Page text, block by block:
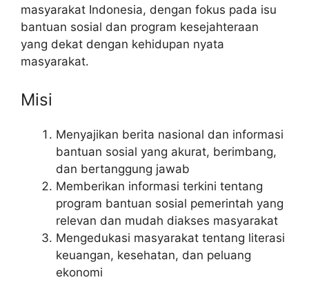
masyarakat Indonesia, dengan fokus pada isu
bantuan sosial dan program kesejahteraan
yang dekat dengan kehidupan nyata
masyarakat.
Misi
Menyajikan berita nasional dan informasi
bantuan sosial yang akurat, berimbang,
dan bertanggung jawab
Memberikan informasi terkini tentang
program bantuan sosial pemerintah yang
relevan dan mudah diakses masyarakat
Mengedukasi masyarakat tentang literasi
keuangan, kesehatan, dan peluang
ekonomi